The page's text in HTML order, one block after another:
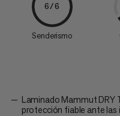
6/6
Senderismo
Laminado Mammut DRY
protección fiable ante las